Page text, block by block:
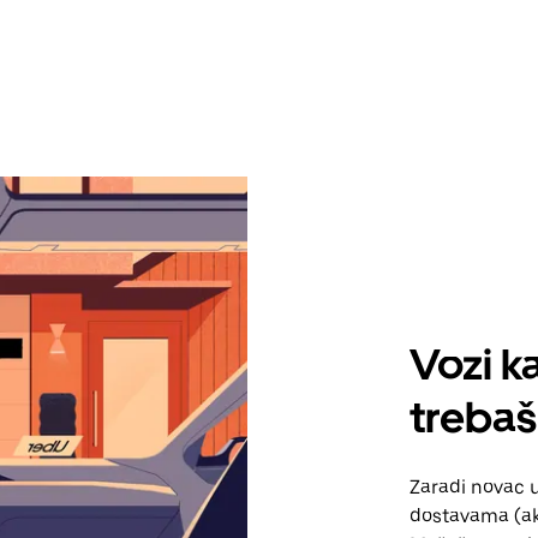
Vozi
Zaradi novac
dostavama